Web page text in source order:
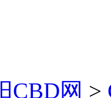
CBD网 >